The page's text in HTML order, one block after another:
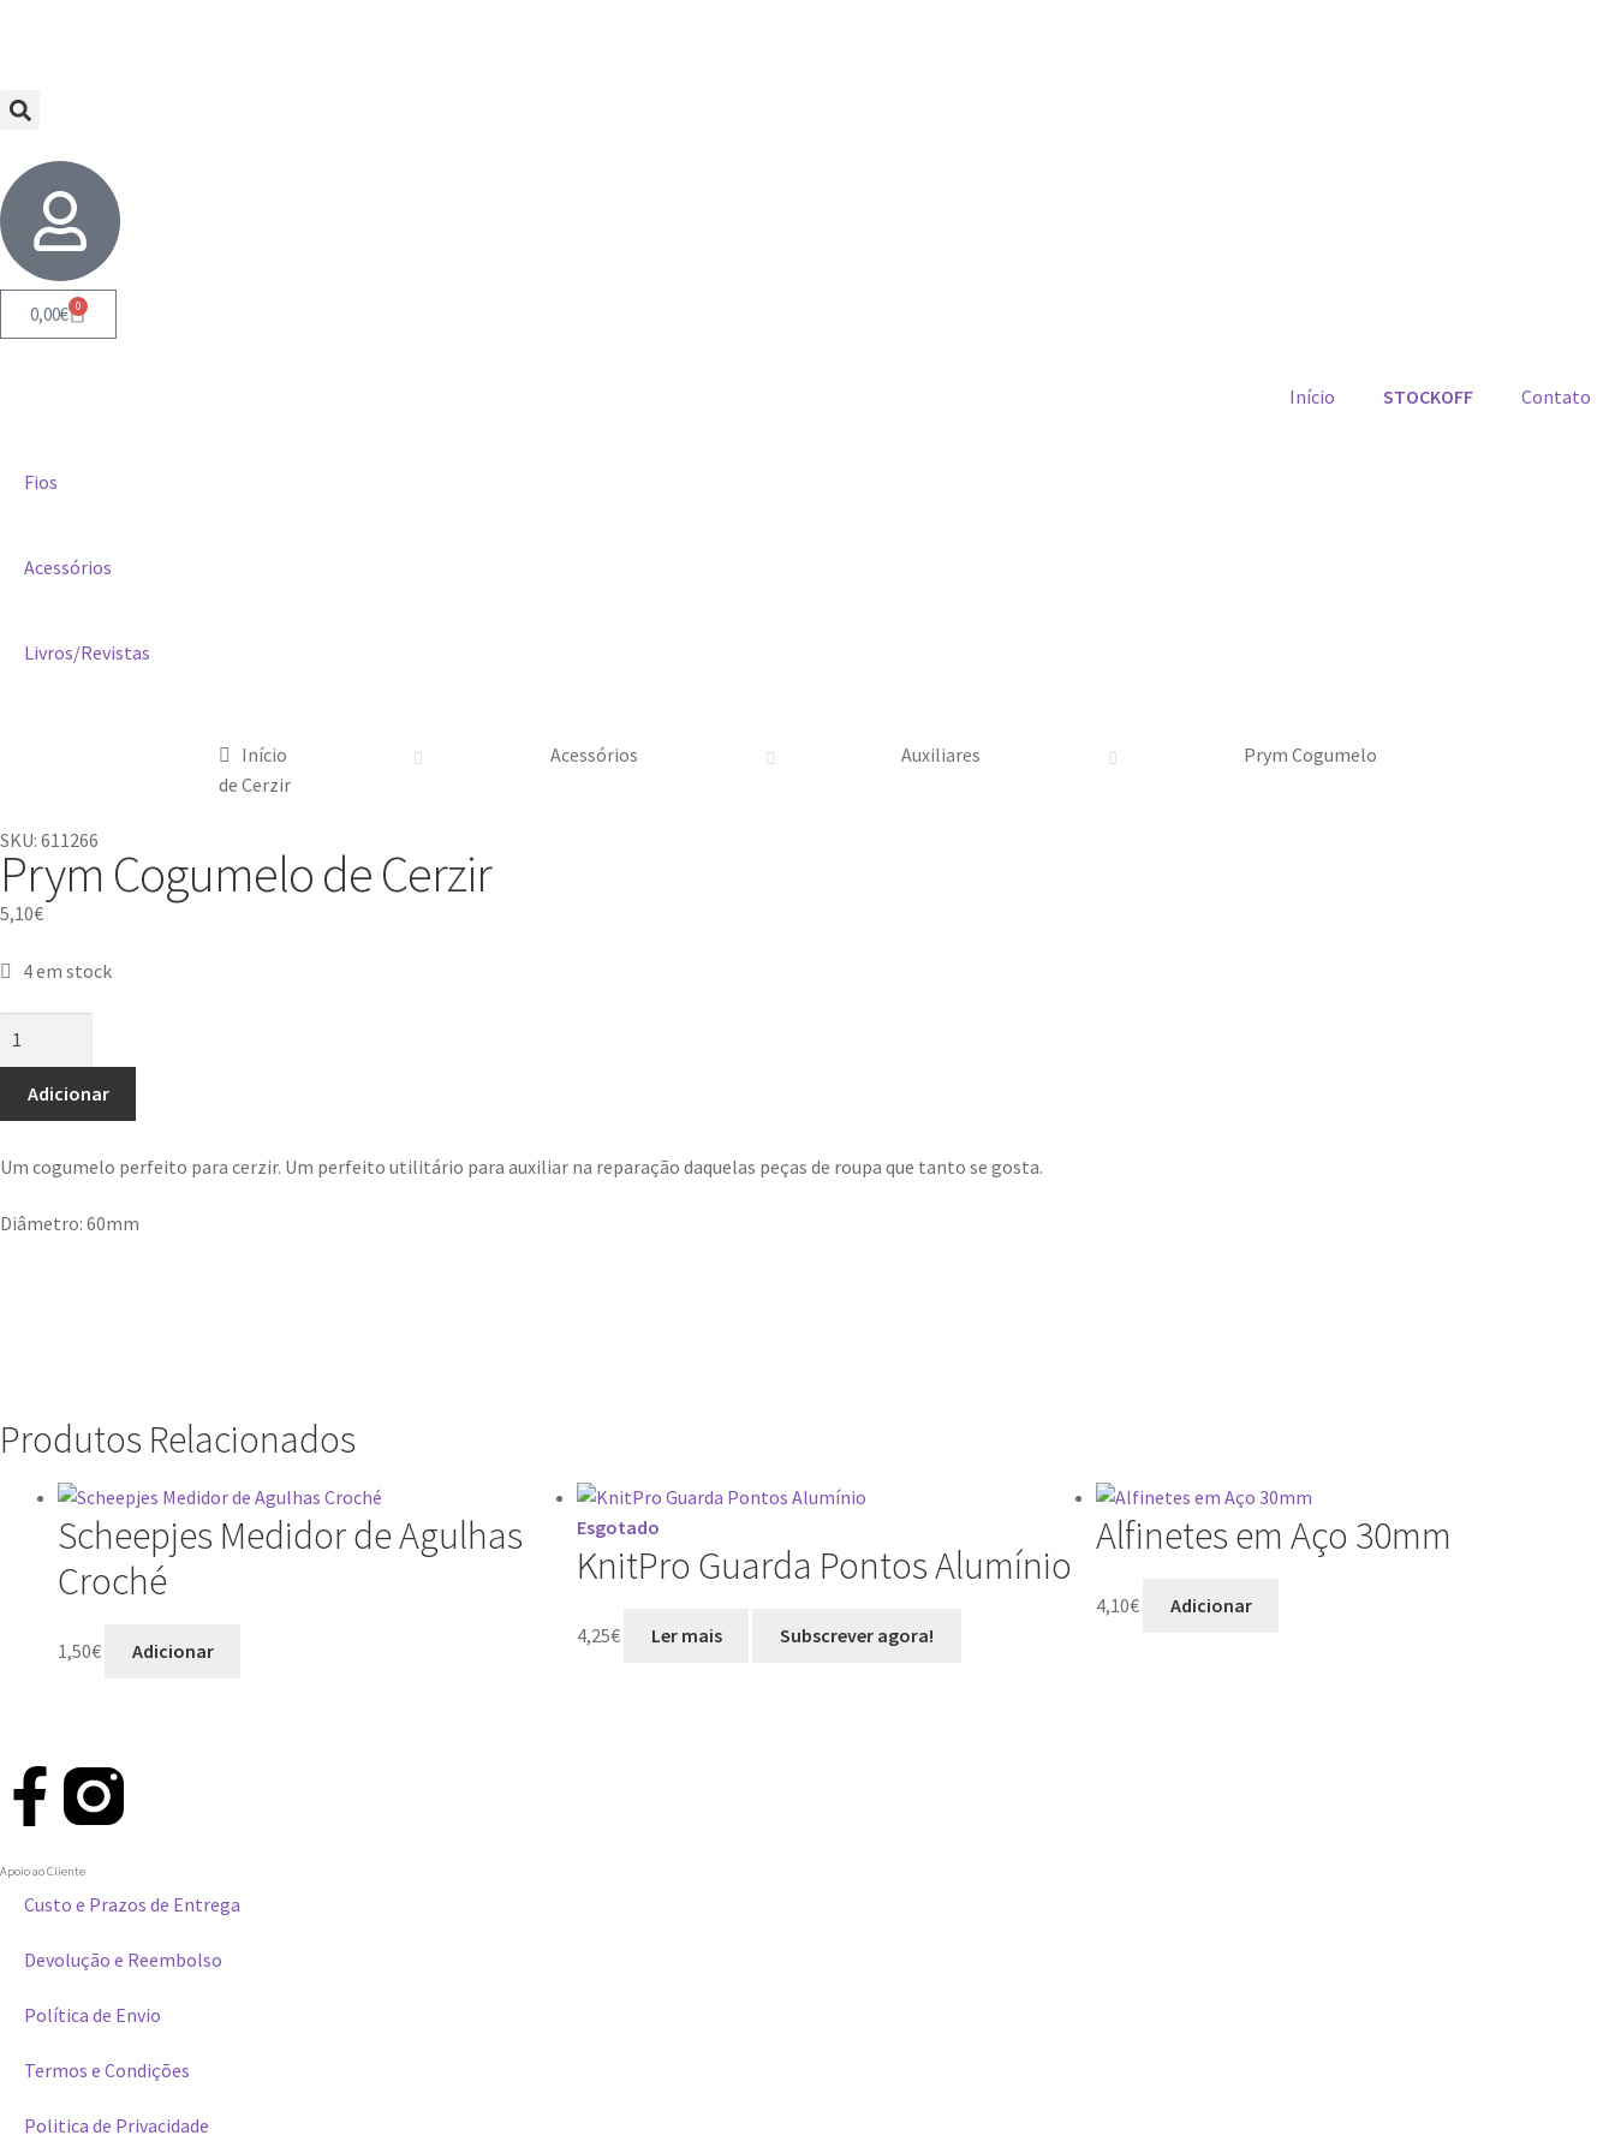
0,00€ 0
Início STOCKOFF Contato
Fios
Acessórios
Livros/Revistas
Início Acessórios Auxiliares
Prym Cogumelo
de Cerzir
SKU: 611266
Prym Cogumelo de Cerzir
5,10€
4 em stock
Adicionar
Um cogumelo perfeito para cerzir. Um perfeito utilitário para auxiliar na reparação daquelas peças de roupa que tanto se gosta.
Diâmetro: 60mm
Produtos Relacionados
Scheepjes Medidor de Agulhas
Croché
1,50€ Adicionar
Esgotado
KnitPro Guarda Pontos Alumínio
4,25€ Ler mais
Alfinetes em Aço 30mm
4,10€ Adicionar
Apoio ao Cliente
Custo e Prazos de Entrega
Devolução e Reembolso
Política de Envio
Termos e Condições
Politica de Privacidade